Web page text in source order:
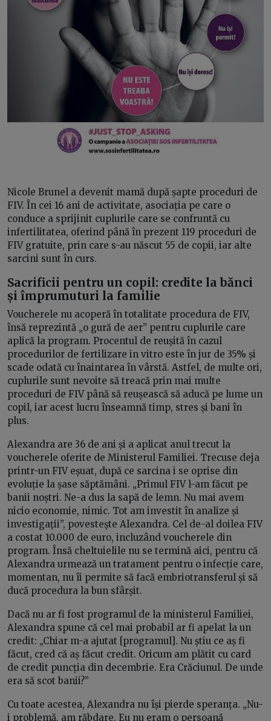
Nicole Brunel a devenit mamă după șapte proceduri de
FIV. În cei 16 ani de activitate, asociația pe care o
conduce a sprijinit cuplurile care se confruntă cu
infertilitatea, oferind până în prezent 119 proceduri de
FIV gratuite, prin care s-au născut 55 de copii, iar alte
sarcini sunt în curs.
Sacrificii pentru un copil: credite la bănci
și împrumuturi la familie
Voucherele nu acoperă în totalitate procedura de FIV,
însă reprezintă „o gură de aer” pentru cuplurile care
aplică la program. Procentul de reușită în cazul
procedurilor de fertilizare in vitro este în jur de 35% și
scade odată cu înaintarea în vârstă. Astfel, de multe ori,
cuplurile sunt nevoite să treacă prin mai multe
proceduri de FIV până să reușească să aducă pe lume un
copil, iar acest lucru înseamnă timp, stres și bani în
plus.
Alexandra are 36 de ani și a aplicat anul trecut la
voucherele oferite de Ministerul Familiei. Trecuse deja
printr-un FIV eșuat, după ce sarcina i se oprise din
evoluție la șase săptămâni. „Primul FIV l-am făcut pe
banii noștri. Ne-a dus la sapă de lemn. Nu mai avem
nicio economie, nimic. Tot am investit în analize și
investigații”, povestește Alexandra. Cel de-al doilea FIV
a costat 10.000 de euro, incluzând voucherele din
program. Însă cheltuielile nu se termină aici, pentru că
Alexandra urmează un tratament pentru o infecție care,
momentan, nu îi permite să facă embriotransferul și să
ducă procedura la bun sfârșit.
Dacă nu ar fi fost programul de la ministerul Familiei,
Alexandra spune că cel mai probabil ar fi apelat la un
credit: „Chiar m-a ajutat [programul]. Nu știu ce aș fi
făcut, cred că aș făcut credit. Oricum am plătit cu card
de credit puncția din decembrie. Era Crăciunul. De unde
era să scot banii?”
Cu toate acestea, Alexandra nu își pierde speranța. „Nu-
i problemă, am răbdare. Eu nu eram o persoană